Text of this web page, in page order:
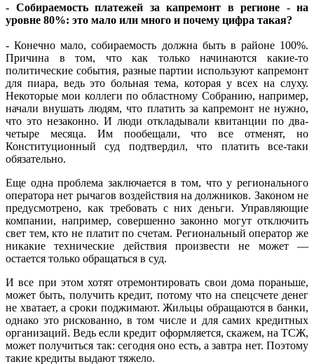
- Собираемость платежей за капремонт в регионе - на
уровне 80%: это мало или много и почему цифра такая?
- Конечно мало, собираемость должна быть в районе 100%.
Причина в том, что как только начинаются какие-то
политические события, разные партии используют капремонт
для пиара, ведь это больная тема, которая у всех на слуху.
Некоторые мои коллеги по областному Собранию, например,
начали внушать людям, что платить за капремонт не нужно,
что это незаконно. И люди откладывали квитанции по два-
четыре месяца. Им пообещали, что все отменят, но
Конституционный суд подтвердил, что платить все-таки
обязательно.
Еще одна проблема заключается в том, что у регионального
оператора нет рычагов воздействия на должников. Законом не
предусмотрено, как требовать с них деньги. Управляющие
компании, например, совершенно законно могут отключить
свет тем, кто не платит по счетам. Региональный оператор же
никакие технические действия произвести не может —
остается только обращаться в суд.
И все при этом хотят отремонтировать свои дома пораньше,
может быть, получить кредит, потому что на спецсчете денег
не хватает, а сроки поджимают. Жильцы обращаются в банки,
однако это рискованно, в том числе и для самих кредитных
организаций. Ведь если кредит оформляется, скажем, на ТСЖ,
может получиться так: сегодня оно есть, а завтра нет. Поэтому
такие кредиты выдают тяжело.